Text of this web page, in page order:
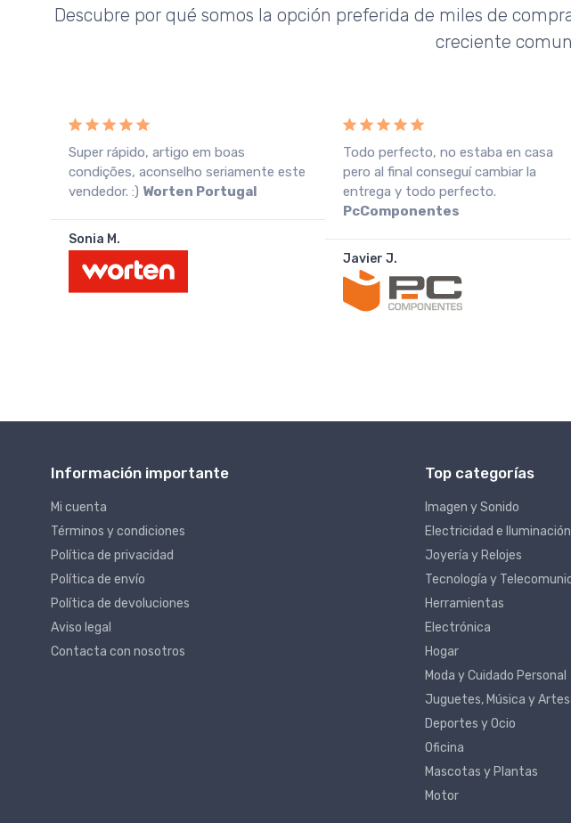
Descubre por qué somos la opción preferida de miles de
creciente
Super rápido, artigo em boas
condições, aconselho seriamente este
vendedor. :) Worten Portugal
Sonia M.
Todo perfecto, no estaba en casa
pero al final conseguí cambiar la
entrega y todo perfecto.
PcComponentes
Javier J.
Información importante
Mi cuenta
Términos y condiciones
Política de privacidad
Política de envío
Política de devoluciones
Aviso legal
Contacta con nosotros
Top categorías
Imagen y Sonido
Electricidad e Iluminación
Joyería y Relojes
Tecnología y
Herramientas
Electrónica
Hogar
Moda y Cuidado Personal
Juguetes, Música y
Deportes y Ocio
Oficina
Mascotas y Plantas
Motor